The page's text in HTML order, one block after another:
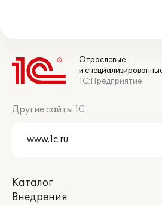
Отраслевые
и
1С:Предприятие
Другие сайты 1С
Каталог
Внедрения